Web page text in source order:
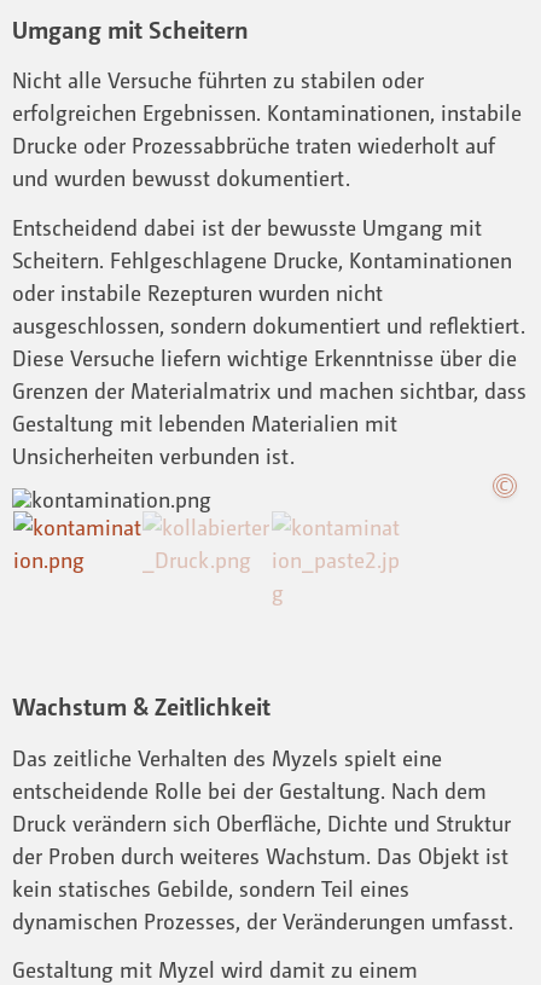
Umgang mit Scheitern
Nicht alle Versuche führten zu stabilen oder
erfolgreichen Ergebnissen. Kontaminationen, instabile
Drucke oder Prozessabbrüche traten wiederholt auf
und wurden bewusst dokumentiert.
Entscheidend dabei ist der bewusste Umgang mit
Scheitern. Fehlgeschlagene Drucke, Kontaminationen
oder instabile Rezepturen wurden nicht
ausgeschlossen, sondern dokumentiert und reflektiert.
Diese Versuche liefern wichtige Erkenntnisse über die
Grenzen der Materialmatrix und machen sichtbar, dass
Gestaltung mit lebenden Materialien mit
Unsicherheiten verbunden ist.
Wachstum & Zeitlichkeit
Das zeitliche Verhalten des Myzels spielt eine
entscheidende Rolle bei der Gestaltung. Nach dem
Druck verändern sich Oberfläche, Dichte und Struktur
der Proben durch weiteres Wachstum. Das Objekt ist
kein statisches Gebilde, sondern Teil eines
dynamischen Prozesses, der Veränderungen umfasst.
Gestaltung mit Myzel wird damit zu einem